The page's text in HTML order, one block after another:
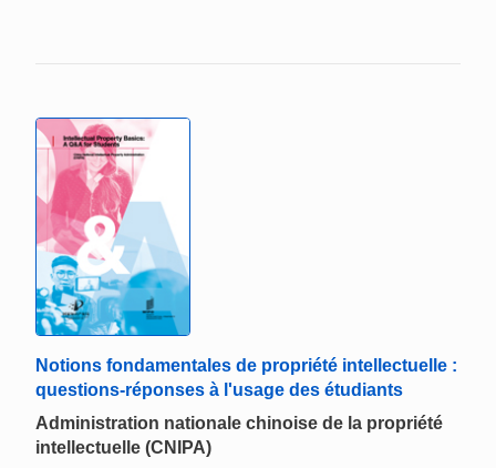
Notions fondamentales de propriété intellectuelle :
questions-réponses à l'usage des étudiants
Administration nationale chinoise de la propriété
intellectuelle (CNIPA)